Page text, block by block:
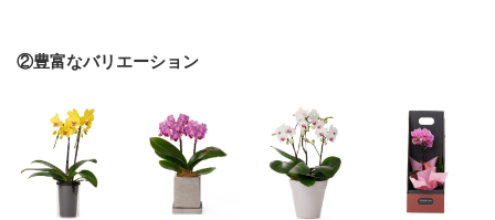
②豊富なバリエーション